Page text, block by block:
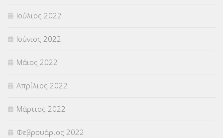
Ιούλιος 2022
Ιούνιος 2022
Μάιος 2022
Απρίλιος 2022
Μάρτιος 2022
Φεβρουάριος 2022